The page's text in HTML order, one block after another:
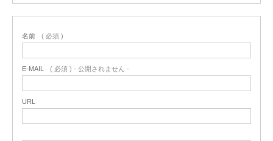
名前 ( 必須 )
E-MAIL ( 必須 ) - 公開されません -
URL